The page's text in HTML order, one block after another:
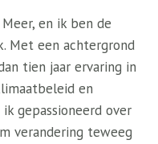
en ik ben de
Met een achtergrond
tien jaar ervaring in
en
gepassioneerd over
verandering teweeg